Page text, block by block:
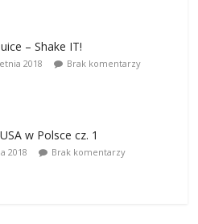
– Shake IT!
2018 Brak komentarzy
w Polsce cz. 1
2018 Brak komentarzy